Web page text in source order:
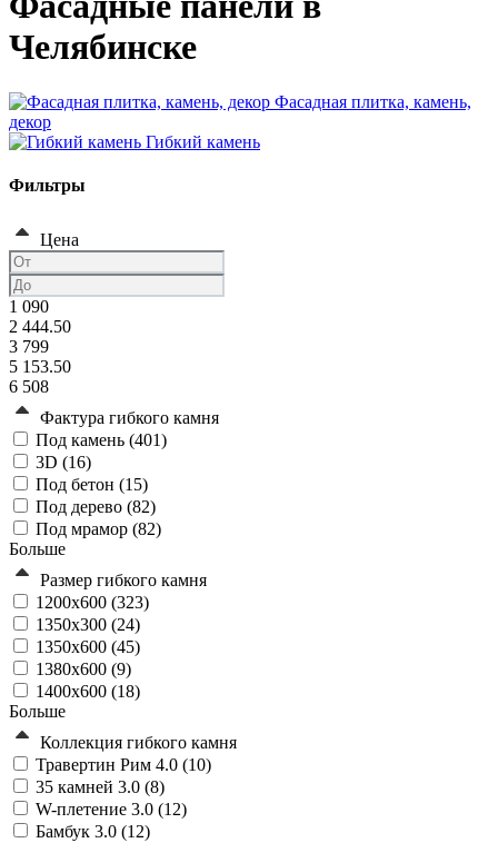
Челябинске
Фасадная плитка, камень,
декор
Гибкий камень
Фильтры
Цена
1 090
2 444.50
3 799
5 153.50
6 508
Фактура гибкого камня
Под камень (401)
3D (16)
Под бетон (15)
Под дерево (82)
Под мрамор (82)
Больше
Размер гибкого камня
1200x600 (323)
1350x300 (24)
1350x600 (45)
1380x600 (9)
1400x600 (18)
Больше
Коллекция гибкого камня
Травертин Рим 4.0 (10)
35 камней 3.0 (8)
W-плетение 3.0 (12)
Бамбук 3.0 (12)